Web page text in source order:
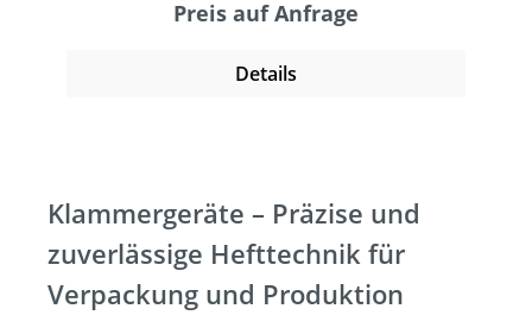
Tiefeneinstellung mit Abdruckschutz,
Auslösesicherung sowie einen
gewährt er ein schnelles, professionelles
und ermüdungsfreies Arbeiten. Das
Werkzeug wird in einem Transportkoffer aus
Metall geliefert.
Preis auf Anfrage
Details
Klammergeräte – Präzise und
zuverlässige Hefttechnik für
Verpackung und Produktion